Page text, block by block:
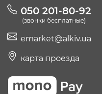
050 201-80-92
(звонки бесплатные)
emarket@alkiv.ua
карта проезда